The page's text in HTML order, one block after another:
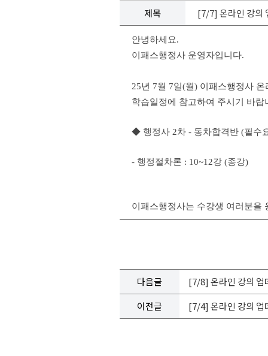
제목 [7/7] 온라인 강의
안녕하세요.
이패스행정사 운영자입니다.
25년 7월 7일(월) 이패스행정사
학습일정에 참고하여 주시기 바랍
◆ 행정사 2차 - 동차합격반 (필수
- 행정절차론 : 10~12강 (종강)
이패스행정사는 수강생 여러분을
다음글
[7/8] 온라인 강의 업
이전글
[7/4] 온라인 강의 업